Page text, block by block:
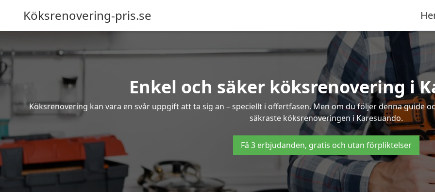
Köksrenovering-pris.se
Enkel och säker köksrenovering i
Köksrenovering kan vara en svår uppgift att ta sig an – speciellt i offertfasen. Men om du följer denna guide
säkraste köksrenoveringen i Karesuando.
Få 3 erbjudanden, gratis och utan förpliktelser